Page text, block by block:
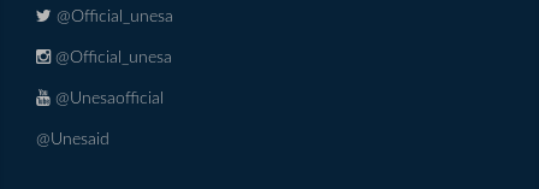
@Official_unesa
@Official_unesa
@Unesaofficial
@Unesaid